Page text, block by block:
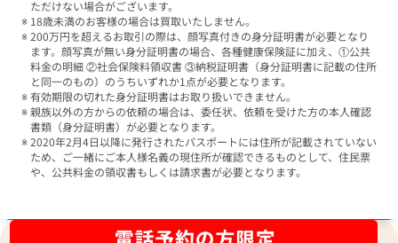
ただけない場合がございます。
18歳未満のお客様の場合は買取いたしません。
200万円を超えるお取引の際は、顔写真付きの身分証明書が必要となり
ます。顔写真が無い身分証明書の場合、各種健康保険証に加え、①公共
料金の明細 ②社会保険料領収書 ③納税証明書（身分証明書に記載の住所
と同一のもの）のうちいずれか1点が必要となります。
有効期限の切れた身分証明書はお取り扱いできません。
親族以外の方からの依頼の場合は、委任状、依頼を受けた方の本人確認
書類（身分証明書）が必要となります。
2020年2月4日以降に発行されたパスポートには住所が記載されていない
ため、ご一緒にご本人様名義の現住所が確認できるものとして、住民票
や、公共料金の領収書もしくは請求書が必要となります。